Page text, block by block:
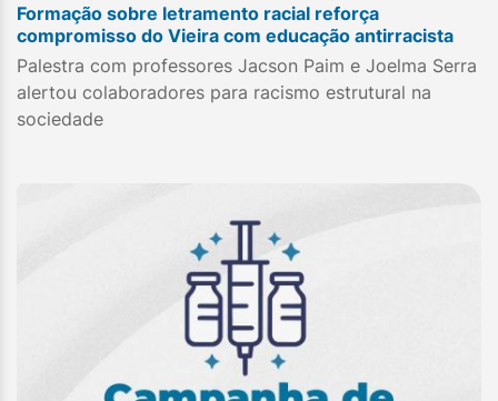
Formação sobre letramento racial reforça
compromisso do Vieira com educação antirracista
Palestra com professores Jacson Paim e Joelma Serra
alertou colaboradores para racismo estrutural na
sociedade